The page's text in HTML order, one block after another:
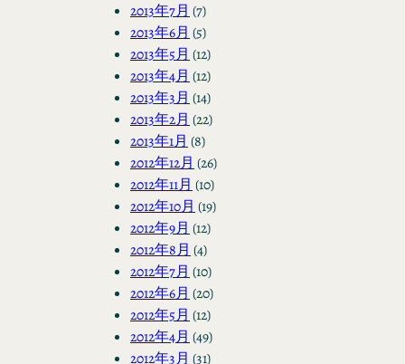
2013年7月 (7)
2013年6月 (5)
2013年5月 (12)
2013年4月 (12)
2013年3月 (14)
2013年2月 (22)
2013年1月 (8)
2012年12月 (26)
2012年11月 (10)
2012年10月 (19)
2012年9月 (12)
2012年8月 (4)
2012年7月 (10)
2012年6月 (20)
2012年5月 (12)
2012年4月 (49)
2012年3月 (31)